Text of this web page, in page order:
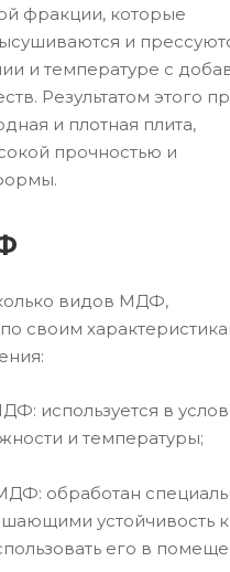
фракции, которые
и
и температуре с
Результатом этого
и плотная плита,
прочностью и
видов МДФ,
своим
используется в
и температуры;
обработан
устойчивость к
его в